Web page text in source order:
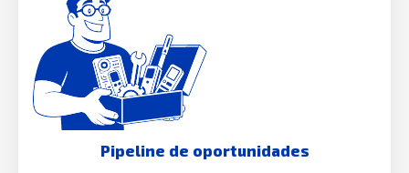
Pipeline de oportunidades